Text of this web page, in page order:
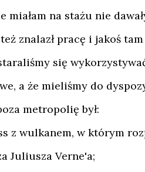
miałam na stażu nie
znalazł pracę i jakoś
się
a że mieliśmy do
metropolię był:
z wulkanem, w którym
Juliusza Verne'a;